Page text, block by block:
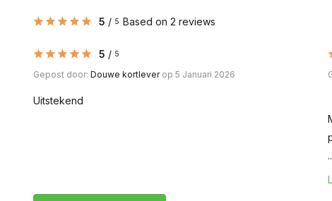
5 / 5 Based on 2 reviews
5 / 5
Gepost door: Douwe kortleverop 5 Januari 2026
Uitstekend